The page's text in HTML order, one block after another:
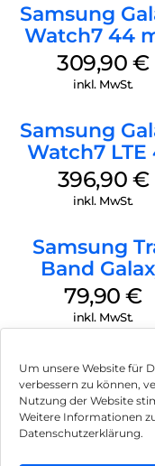
Um unsere Website für
verbessern zu können,
Nutzung der Website
Weitere Informationen
Datenschutzerklärung.
Samsung
Watch7 44
Silver
309,90€
inkl. MwSt.
Samsung
Watch7 LTE
mm Green
396,90 €
inkl. MwSt.
Samsung
Band
Watch Ultra
Orange
79,90€
inkl. MwSt.
Impressum